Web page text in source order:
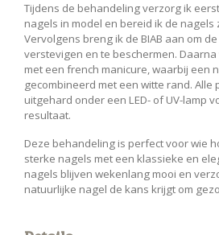
Tijdens de behandeling verzorg ik
nagels in model en bereid ik de nagels
Vervolgens breng ik de BIAB aan om
verstevigen en te beschermen.
met een french manicure, waarbij een
gecombineerd met een witte rand. Alle
uitgehard onder een LED- of UV-lamp
resultaat.
Deze behandeling is perfect voor wie
sterke nagels met een klassieke en
nagels blijven wekenlang mooi en
natuurlijke nagel de kans krijgt om